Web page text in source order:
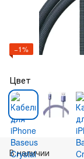
−1%
Цвет
В наличии